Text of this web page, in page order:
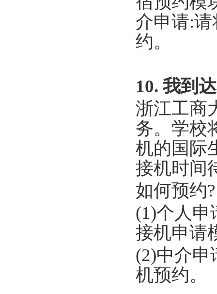
介申请:
约。
10. 我到
浙江工商
务。学校
机的国际
接机时间
如何预约?
(1)个人申
接机申请
(2)中介申
机预约。